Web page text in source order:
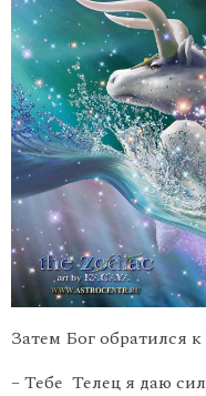
Затем Бог обратился к
– Тебе Телец я даю